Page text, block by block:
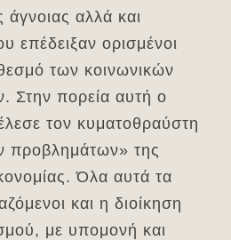
άγνοιας αλλά και
επέδειξαν ορισμένοι
των κοινωνικών
Στην πορεία αυτή ο
τον κυματοθραύστη
προβλημάτων» της
Όλα αυτά τα
και η διοίκηση
με υπομονή και